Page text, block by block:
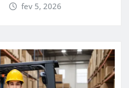
fev 5, 2026